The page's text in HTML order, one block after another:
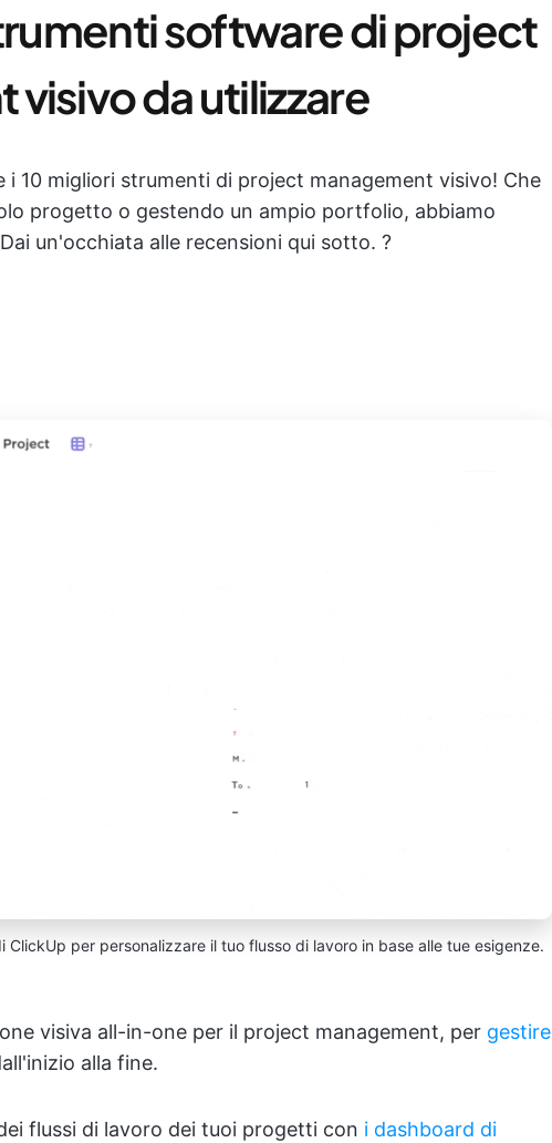
software di project
da utilizzare
i 10 migliori strumenti di project management visivo! Che
progetto o gestendo un ampio portfolio, abbiamo
un'occhiata alle recensioni qui sotto. ?
ClickUp per personalizzare il tuo flusso di lavoro in base alle tue esigenze.
visiva all-in-one per il project management, per gestire
alla fine.
flussi di lavoro dei tuoi progetti con i dashboard di